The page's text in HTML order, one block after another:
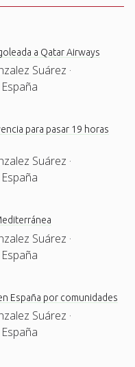
a Qatar Airways
Suárez ·
para pasar 19 horas
Suárez ·
Suárez ·
España por comunidades
Suárez ·